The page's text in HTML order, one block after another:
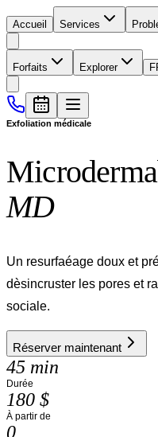
Accueil Services
Forfaits Explorer
Exfoliation médicale
MD
Un resurfaéage doux et
dèsincruster les pores et
sociale.
Réserver maintenant
45 min
Durée
180 $
À partir de
0